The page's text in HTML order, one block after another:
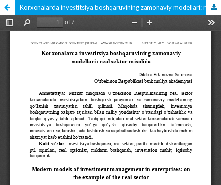
Korxonalarda investitsiya boshqaruvining zamonaviy modellari: real sektor misolida